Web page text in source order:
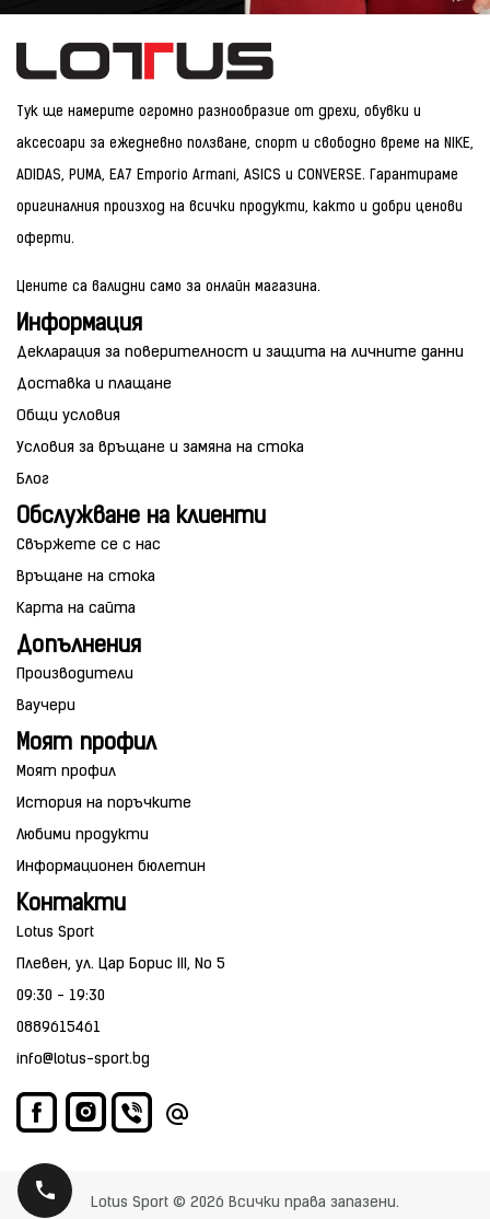
Тук ще намерите огромно разнообразие от дрехи, обувки и
аксесоари за ежедневно ползване, спорт и свободно време на NIKE,
ADIDAS, PUMA, EA7 Emporio Armani, ASICS и CONVERSE. Гарантираме
оригиналния произход на всички продукти, както и добри ценови
оферти.
Цените са валидни само за онлайн магазина.
Информация
Декларация за поверителност и защита на личните данни
Доставка и плащане
Общи условия
Условия за връщане и замяна на стока
Блог
Обслужване на клиенти
Свържете се с нас
Връщане на стока
Карта на сайта
Допълнения
Производители
Ваучери
Моят профил
Моят профил
История на поръчките
Любими продукти
Информационен бюлетин
Контакти
Lotus Sport
Плевен, ул. Цар Борис III, No 5
09:30 - 19:30
0889615461
info@lotus-sport.bg
Lotus Sport © 2026 Всички права запазени.